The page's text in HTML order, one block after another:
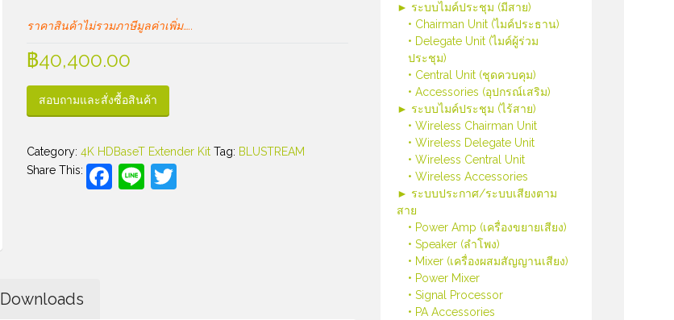
► ระบบไมค์ประชุม (มีสาย)
• Chairman Unit (ไมค์ประธาน)
• Delegate Unit (ไมค์ผู้ร่วม
ประชุม)
• Central Unit (ชุดควบคุม)
• Accessories (อุปกรณ์เสริม)
► ระบบไมค์ประชุม (ไร้สาย)
• Wireless Chairman Unit
• Wireless Delegate Unit
• Wireless Central Unit
• Wireless Accessories
► ระบบประกาศ/ระบบเสียงตาม
สาย
• Power Amp (เครื่องขยายเสียง)
• Speaker (ลำโพง)
• Mixer (เครื่องผสมสัญญานเสียง)
• Power Mixer
• Signal Processor
• PA Accessories
ราคาสินค้าไม่รวมภาษีมูลค่าเพิ่ม…..
฿40,400.00
สอบถามและสั่งซื้อสินค้า
Category: 4K HDBaseT Extender Kit Tag: BLUSTREAM
Share This:
Facebook
LineTwitter
Downloads